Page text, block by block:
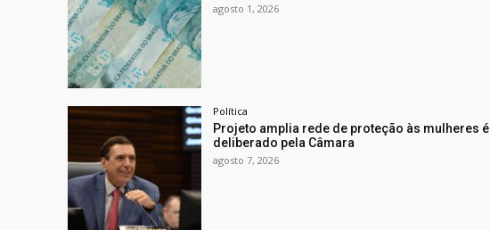
agosto 1, 2026
Política
Projeto amplia rede de proteção às mulheres é
deliberado pela Câmara
agosto 7, 2026